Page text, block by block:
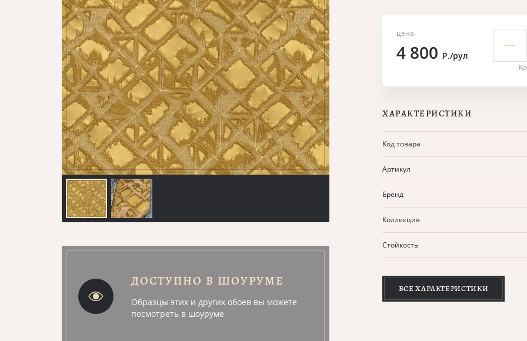
ДОСТУПНО В ШОУРУМЕ
Образцы этих и других обоев вы можете
посмотреть в шоуруме
цена
4 800 Р./рул
ХАРАКТЕРИСТИКИ
Код товара
Артикул
Бренд
Коллекция
Стойкость
ВСЕ ХАРАКТЕРИСТИКИ